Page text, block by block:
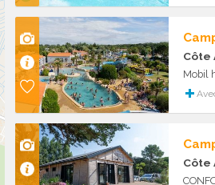
Côte
Mobil
Côte